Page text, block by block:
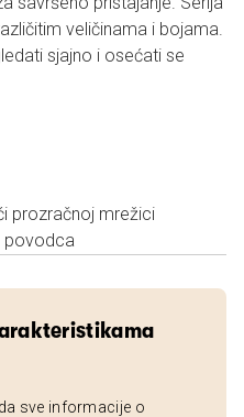
veličinama i bojama.
sjajno i osećati se
prozračnoj mrežici
povodca
sve informacije o